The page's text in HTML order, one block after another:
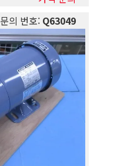
문의 번호:Q63049